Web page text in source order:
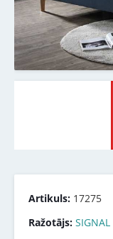
Artikuls: 17275
Ražotājs: SIGNAL